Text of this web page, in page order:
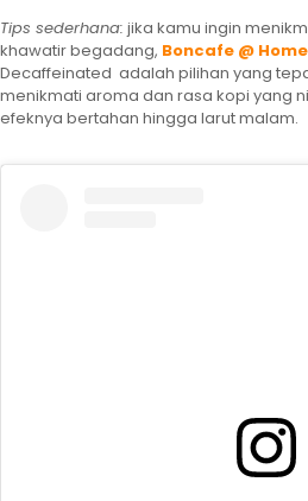
Tips sederhana: jika kamu ingin
khawatir begadang, Boncafe @ Home
Decaffeinated adalah pilihan yang
menikmati aroma dan rasa kopi yang
efeknya bertahan hingga larut malam.